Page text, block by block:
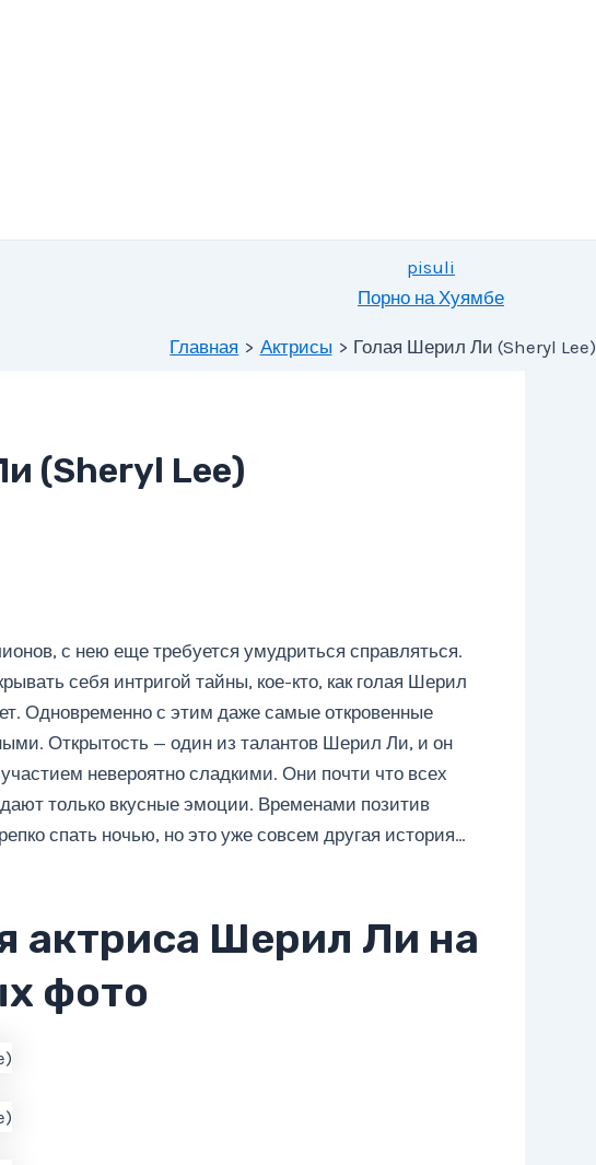
pisuli
Порно на Хуямбе
Главная Актрисы Голая Шерил Ли (Sheryl Lee)
(Sheryl Lee)
с нею еще требуется умудриться справляться.
себя интригой тайны, кое-кто, как голая Шерил
Одновременно с этим даже самые откровенные
Открытость — один из талантов Шерил Ли, и он
невероятно сладкими. Они почти что всех
только вкусные эмоции. Временами позитив
спать ночью, но это уже совсем другая история…
актриса Шерил Ли на
фото